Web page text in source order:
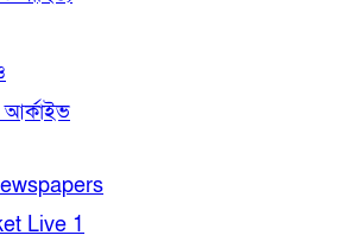
Live 1